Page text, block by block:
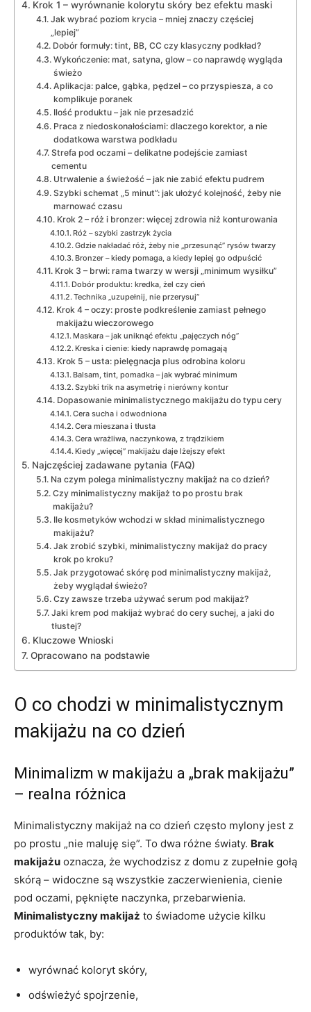
Krok 1 – wyrównanie kolorytu skóry bez efektu maski
Jak wybrać poziom krycia – mniej znaczy częściej
„lepiej”
Dobór formuły: tint, BB, CC czy klasyczny podkład?
Wykończenie: mat, satyna, glow – co naprawdę wygląda
świeżo
Aplikacja: palce, gąbka, pędzel – co przyspiesza, a co
komplikuje poranek
Ilość produktu – jak nie przesadzić
Praca z niedoskonałościami: dlaczego korektor, a nie
dodatkowa warstwa podkładu
Strefa pod oczami – delikatne podejście zamiast
cementu
Utrwalenie a świeżość – jak nie zabić efektu pudrem
Szybki schemat „5 minut”: jak ułożyć kolejność, żeby nie
marnować czasu
Krok 2 – róż i bronzer: więcej zdrowia niż konturowania
Róż – szybki zastrzyk życia
Gdzie nakładać róż, żeby nie „przesunąć” rysów twarzy
Bronzer – kiedy pomaga, a kiedy lepiej go odpuścić
Krok 3 – brwi: rama twarzy w wersji „minimum wysiłku”
Dobór produktu: kredka, żel czy cień
Technika „uzupełnij, nie przerysuj”
Krok 4 – oczy: proste podkreślenie zamiast pełnego
makijażu wieczorowego
Maskara – jak uniknąć efektu „pajęczych nóg”
Kreska i cienie: kiedy naprawdę pomagają
Krok 5 – usta: pielęgnacja plus odrobina koloru
Balsam, tint, pomadka – jak wybrać minimum
Szybki trik na asymetrię i nierówny kontur
Dopasowanie minimalistycznego makijażu do typu cery
Cera sucha i odwodniona
Cera mieszana i tłusta
Cera wrażliwa, naczynkowa, z trądzikiem
Kiedy „więcej” makijażu daje lżejszy efekt
Najczęściej zadawane pytania (FAQ)
Na czym polega minimalistyczny makijaż na co dzień?
Czy minimalistyczny makijaż to po prostu brak
makijażu?
Ile kosmetyków wchodzi w skład minimalistycznego
makijażu?
Jak zrobić szybki, minimalistyczny makijaż do pracy
krok po kroku?
Jak przygotować skórę pod minimalistyczny makijaż,
żeby wyglądał świeżo?
Czy zawsze trzeba używać serum pod makijaż?
Jaki krem pod makijaż wybrać do cery suchej, a jaki do
tłustej?
Kluczowe Wnioski
Opracowano na podstawie
O co chodzi w minimalistycznym
makijażu na co dzień
Minimalizm w makijażu a „brak makijażu”
– realna różnica
Minimalistyczny makijaż na co dzień często mylony jest z
po prostu „nie maluję się”. To dwa różne światy. Brak
makijażu oznacza, że wychodzisz z domu z zupełnie gołą
skórą – widoczne są wszystkie zaczerwienienia, cienie
pod oczami, pęknięte naczynka, przebarwienia.
Minimalistyczny makijaż to świadome użycie kilku
produktów tak, by:
wyrównać koloryt skóry,
odświeżyć spojrzenie,